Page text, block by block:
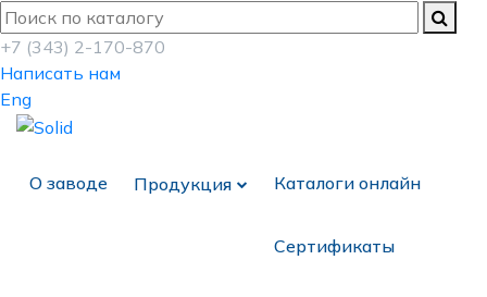
+7 (343) 2-170-870
Написать нам
Eng
О заводе Продукция Каталоги онлайн
Сертификаты